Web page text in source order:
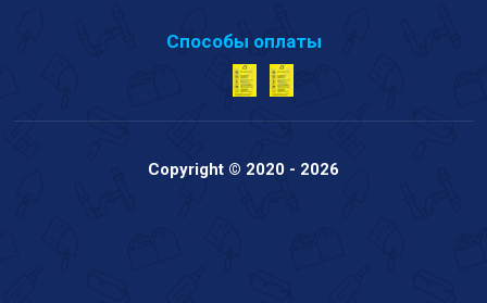
Способы оплаты
Copyright © 2020 - 2026